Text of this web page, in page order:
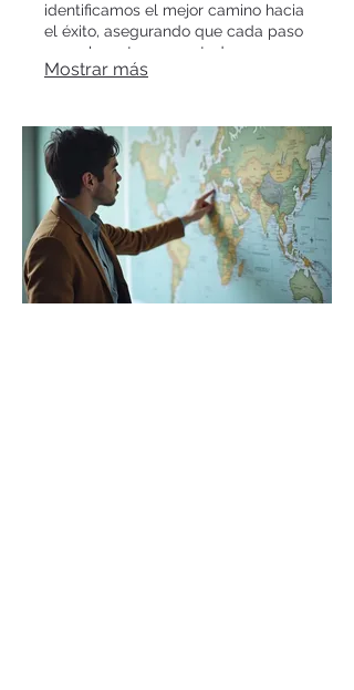
identificamos el mejor camino hacia
el éxito, asegurando que cada paso
sea relevante para usted.
Mostrar más